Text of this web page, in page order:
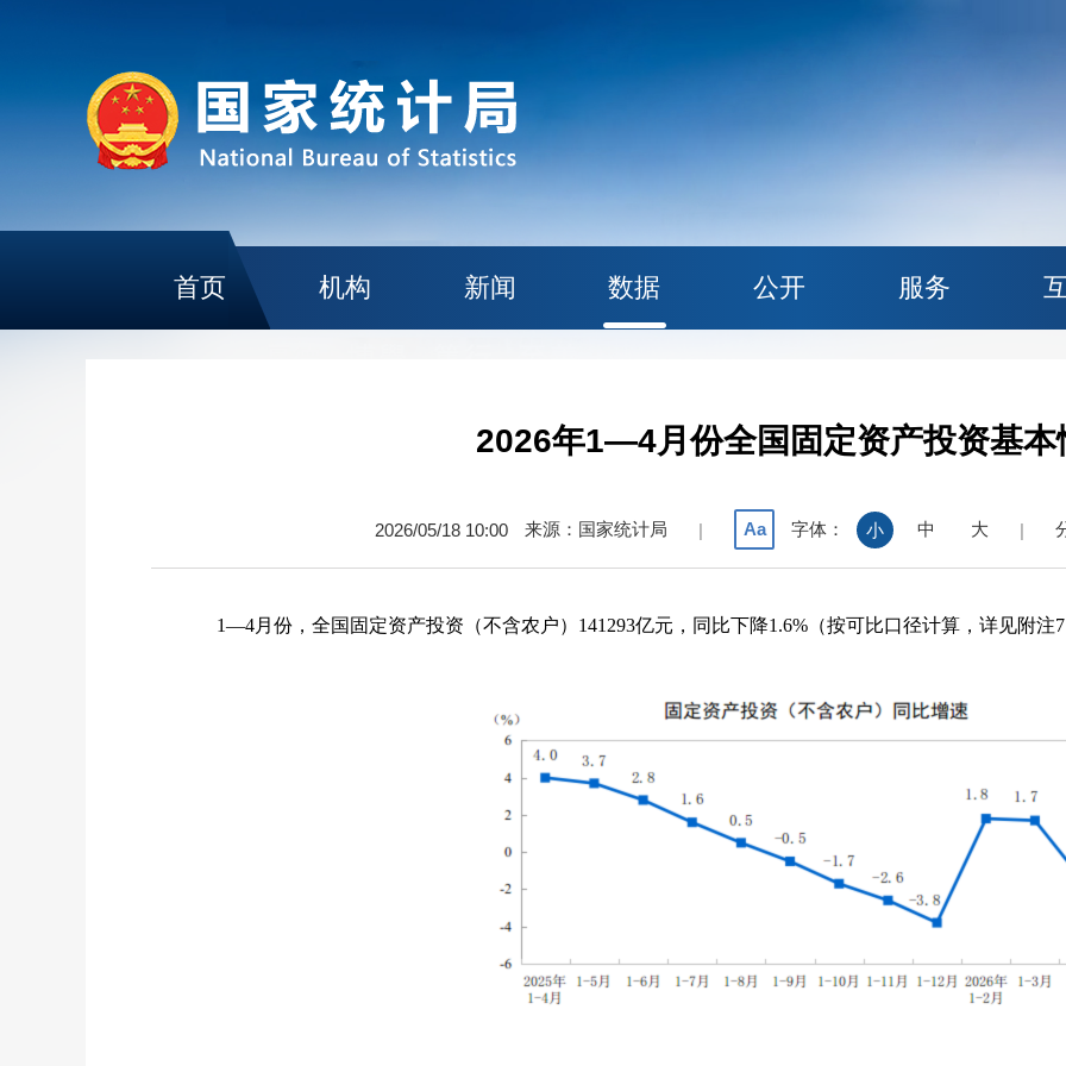
首页 机构 新闻 数据 公开 服务
2026年1—4月份全国固定资产投资基本
2026/05/18 10:00 来源：国家统计局 | Aa 字体： 小 中 大 |
1—4月份，全国固定资产投资（不含农户） 141293亿元，同比下降1.6% （按可比口径计算，详见附注7